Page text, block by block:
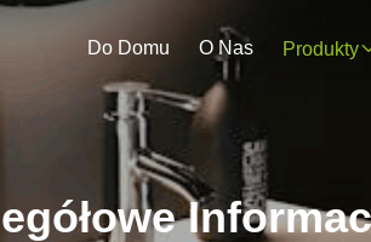
Do Domu O Nas Produkty